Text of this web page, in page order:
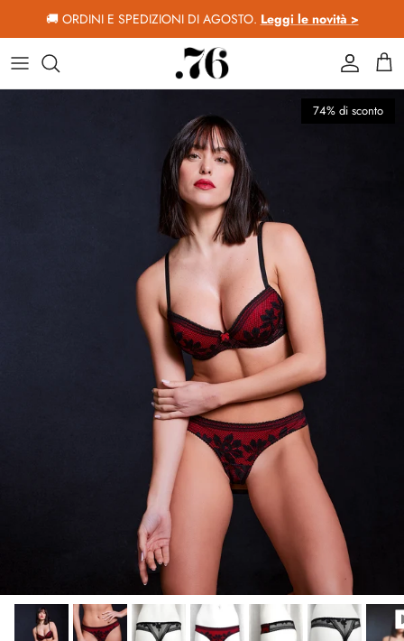
Passa ai contenuti
🚚 ORDINI E SPEDIZIONI DI AGOSTO. Leggi le novità >
Account
74% di sconto